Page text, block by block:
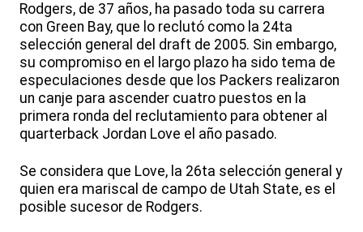
Rodgers, de 37 años, ha pasado toda su carrera
con Green Bay, que lo reclutó como la 24ta
selección general del draft de 2005. Sin embargo,
su compromiso en el largo plazo ha sido tema de
especulaciones desde que los Packers realizaron
un canje para ascender cuatro puestos en la
primera ronda del reclutamiento para obtener al
quarterback Jordan Love el año pasado.
Se considera que Love, la 26ta selección general y
quien era mariscal de campo de Utah State, es el
posible sucesor de Rodgers.